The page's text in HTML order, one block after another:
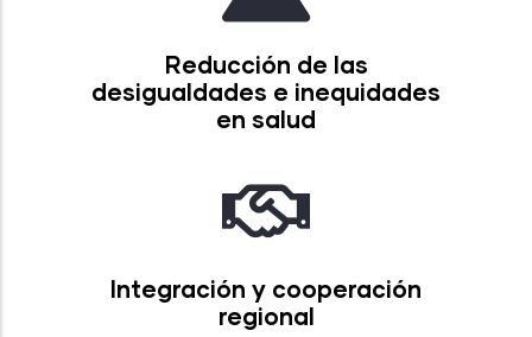
Reducción de las
desigualdades e inequidades
en salud
Integración y cooperación
regional